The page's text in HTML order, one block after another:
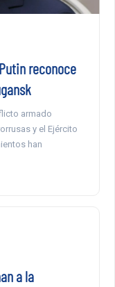
reconoce
armado
y el Ejército
han
a la